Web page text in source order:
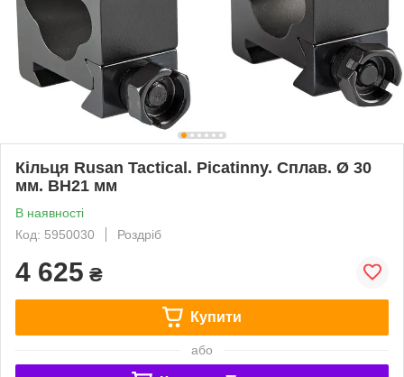
Кільця Rusan Tactical. Picatinny. Сплав. Ø 30
мм. BH21 мм
В наявності
Код: 5950030
Роздріб
4 625 ₴
Купити
або